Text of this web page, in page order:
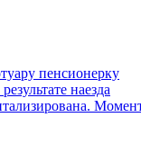
пенсионерку
наезда